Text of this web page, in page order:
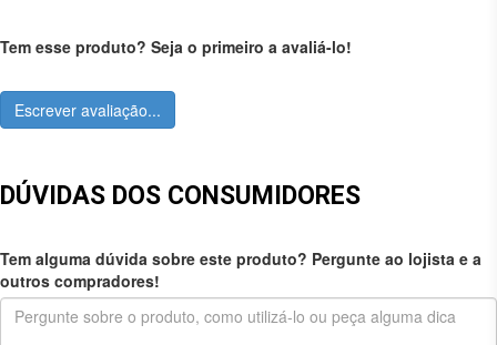
Tem esse produto? Seja o primeiro a avaliá-lo!
Escrever avaliação...
DÚVIDAS DOS CONSUMIDORES
Tem alguma dúvida sobre este produto? Pergunte ao lojista e a
outros compradores!